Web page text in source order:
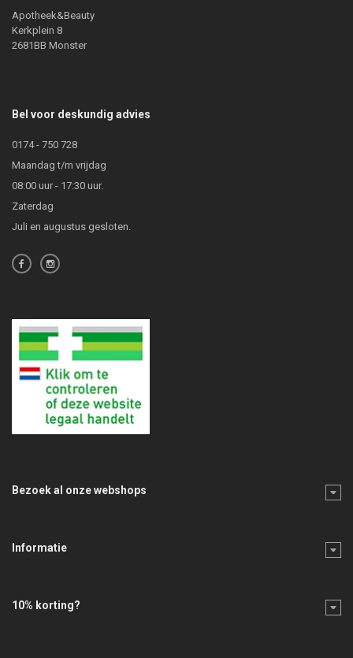
Apotheek&Beauty
Kerkplein 8
2681BB Monster
Bel voor deskundig advies
0174 - 750 728
Maandag t/m vrijdag
08:00 uur - 17:30 uur.
Zaterdag
Juli en augustus gesloten.
Bezoek al onze webshops
Informatie
10% korting?